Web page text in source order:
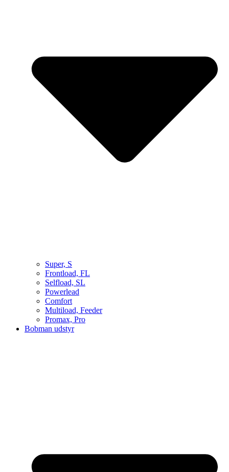
Super, S
Frontload, FL
Selfload, SL
Powerlead
Comfort
Multiload, Feeder
Promax, Pro
Bobman udstyr